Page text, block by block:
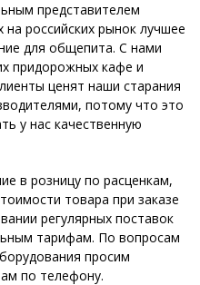
представителем
российских рынок лучшее
для общепита. С нами
придорожных кафе и
ценят наши старания
потому что это
у нас качественную
в розницу по расценкам,
товара при заказе
регулярных поставок
тарифам. По вопросам
просим
по телефону.